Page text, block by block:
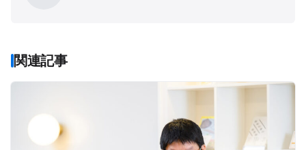
関連記事